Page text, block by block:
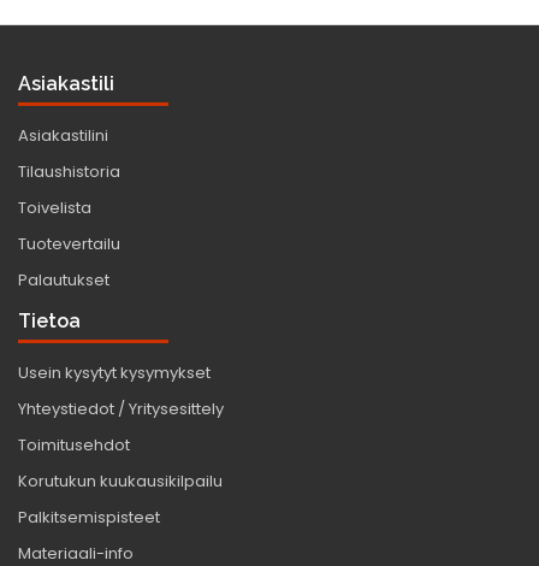
Asiakastili
Asiakastilini
Tilaushistoria
Toivelista
Tuotevertailu
Palautukset
Tietoa
Usein kysytyt kysymykset
Yhteystiedot / Yritysesittely
Toimitusehdot
Korutukun kuukausikilpailu
Palkitsemispisteet
Materiaali-info